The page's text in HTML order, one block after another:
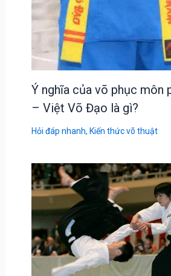
Ý nghĩa của võ phục môn
– Việt Võ Đạo là gì?
Hỏi đáp nhanh, Kiến thức võ thuật